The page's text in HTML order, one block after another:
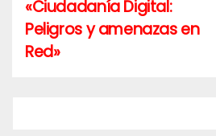
entradas
«Ciudadanía Digital:
Peligros y amenazas en
Red»